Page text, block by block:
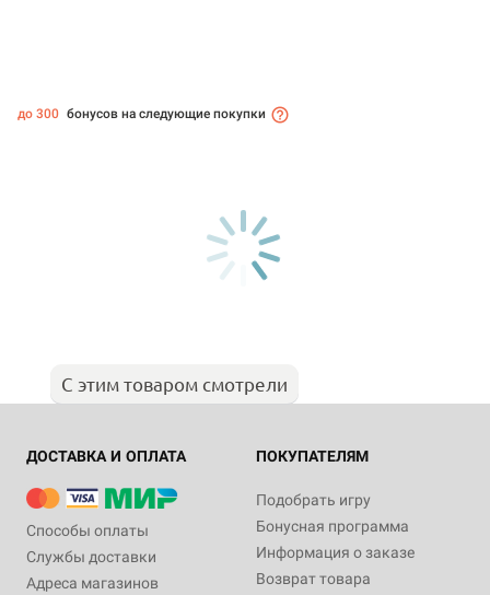
до 300 бонусов на следующие покупки
С этим товаром смотрели
ДОСТАВКА И ОПЛАТА
Способы оплаты
Службы доставки
Адреса магазинов
ПОКУПАТЕЛЯМ
Подобрать игру
Бонусная программа
Информация о заказе
Возврат товара